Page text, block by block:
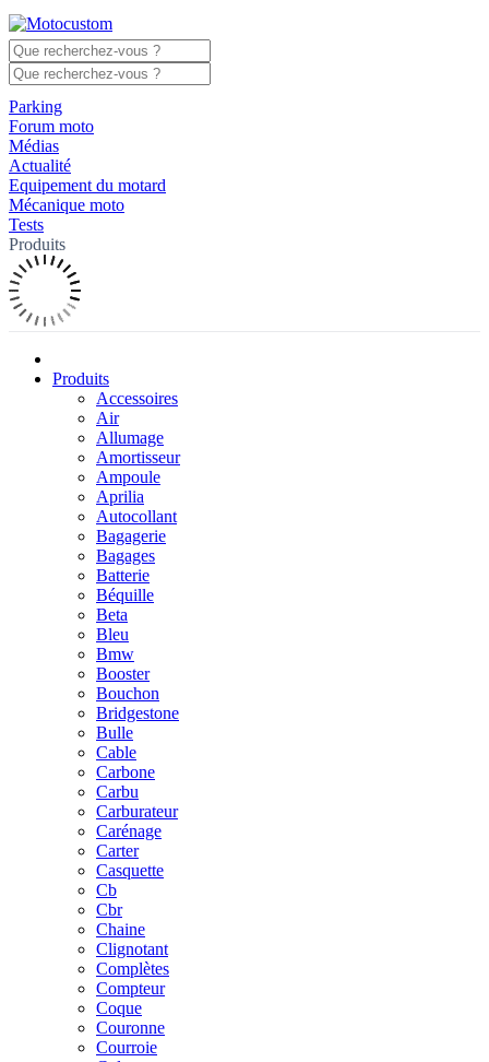
Parking
Forum moto
Médias
Actualité
Equipement du motard
Mécanique moto
Tests
Produits
Produits
Accessoires
Air
Allumage
Amortisseur
Ampoule
Aprilia
Autocollant
Bagagerie
Bagages
Batterie
Béquille
Beta
Bleu
Bmw
Booster
Bouchon
Bridgestone
Bulle
Cable
Carbone
Carbu
Carburateur
Carénage
Carter
Casquette
Cb
Cbr
Chaine
Clignotant
Complètes
Compteur
Coque
Couronne
Courroie